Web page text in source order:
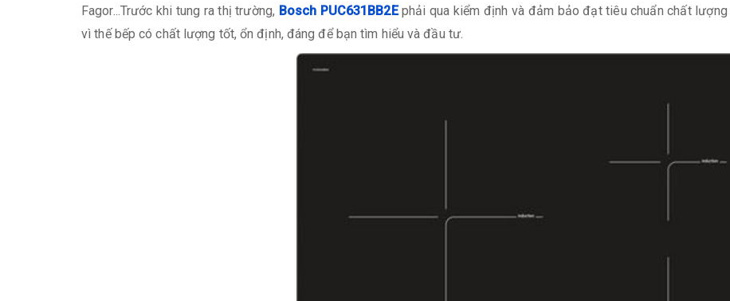
Fagor...Trước khi tung ra thị trường, Bosch PUC631BB2E phải qua kiểm định và đảm bảo đạt tiêu chuẩn chất lượng
vì thế bếp có chất lượng tốt, ổn định, đáng để bạn tìm hiểu và đầu tư.